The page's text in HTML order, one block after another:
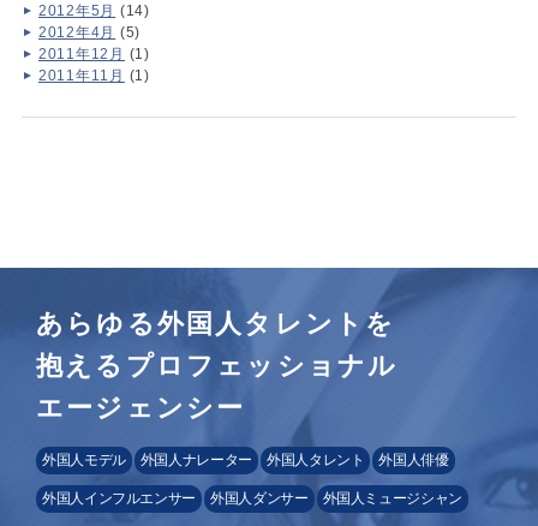
2012年5月 (14)
2012年4月 (5)
2011年12月 (1)
2011年11月 (1)
あらゆる外国人タレントを
抱えるプロフェッショナル
エージェンシー
外国人モデル 外国人ナレーター 外国人タレント 外国人俳優
外国人インフルエンサー 外国人ダンサー 外国人ミュージシャン